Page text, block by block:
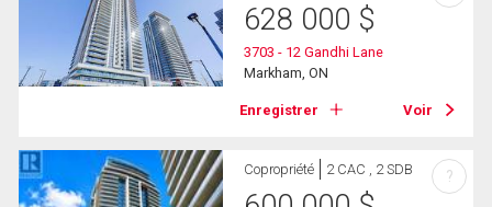
628 000 $
3703 - 12 Gandhi Lane
Markham, ON
Enregistrer Voir
Copropriété 2 CAC , 2 SDB ?